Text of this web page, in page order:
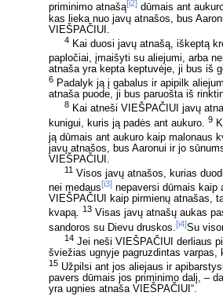
priminimo atnašą[i2] dūmais ant
kas lieka nuo javų atnašos, bus
VIEŠPAČIUI.
4 Kai duosi javų atnašą, iškeptą
papločiai, įmaišyti su aliejumi, arba
atnaša yra kepta keptuvėje, ji bus iš
6 Padalyk ją į gabalus ir apipilk
atnaša puode, ji bus paruošta iš
8 Kai atneši VIEŠPAČIUI javų
kunigui, kuris ją padės ant aukuro. 9
ją dūmais ant aukuro kaip malonaus
javų atnašos, bus Aaronui ir jo
VIEŠPAČIUI.
11 Visos javų atnašos, kurias
nei medaus[i3] nepaversi dūmais
VIEŠPAČIUI kaip pirmienų atnašas,
kvapą. 13 Visas javų atnašų aukas
sandoros su Dievu druskos.[i4]Su
14 Jei neši VIEŠPAČIUI derliaus
šviežias ugnyje pagruzdintas
15 Užpilsi ant jos aliejaus ir
pavers dūmais jos priminimo dalį, –
yra ugnies atnaša VIEŠPAČIUI“.